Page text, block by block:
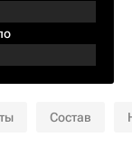
Состав